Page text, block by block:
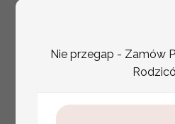
Nie przegap - Zamów